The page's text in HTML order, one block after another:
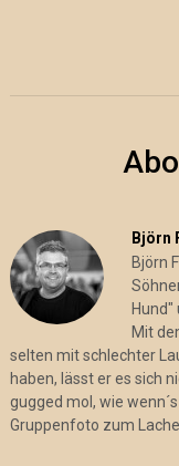
Björn
Björn
Mit
selten mit schlechter
haben, lässt er es sich
gugged mol, wie
Gruppenfoto zum